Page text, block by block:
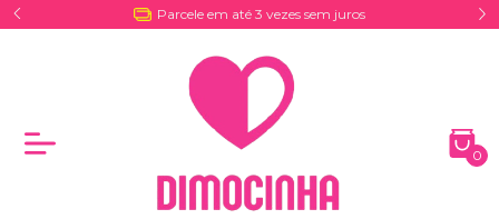
Entrega por Coreios e Excursões
0